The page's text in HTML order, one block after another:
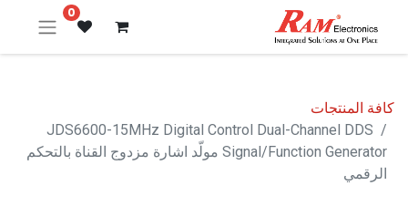
0
كافة المنتجات
JDS6600-15MHz Digital Control Dual-Channel DDS
Signal/Function Generator مولّد اشارة مزدوج القناة بالتحكم
الرقمي